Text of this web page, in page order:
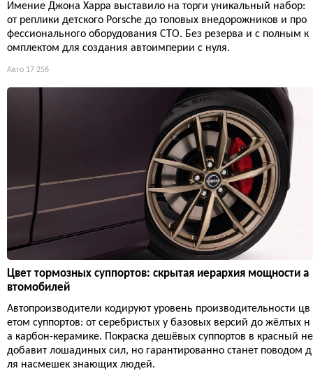
Имение Джона Харра выставило на торги уникальный набор:
от реплики детского Porsche до топовых внедорожников и про
фессионального оборудования СТО. Без резерва и с полным к
омплектом для создания автоимперии с нуля.
Авто 17 256
Цвет тормозных суппортов: скрытая иерархия мощности а
втомобилей
Автопроизводители кодируют уровень производительности цв
етом суппортов: от серебристых у базовых версий до жёлтых н
а карбон-керамике. Покраска дешёвых суппортов в красный не
добавит лошадиных сил, но гарантированно станет поводом д
ля насмешек знающих людей.